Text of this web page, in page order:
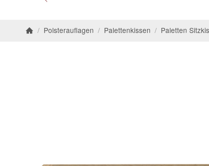
/ Polsterauflagen / Palettenkissen / Paletten